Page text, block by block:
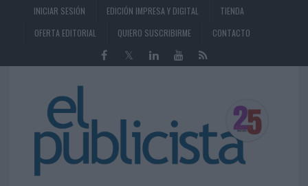
INICIAR SESIÓN EDICIÓN IMPRESA Y DIGITAL
TIENDA
OFERTA EDITORIAL
QUIERO SUSCRIBIRME CONTACTO